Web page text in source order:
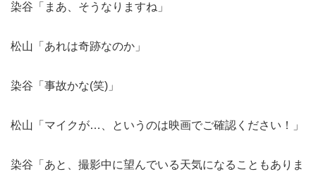
染谷「まあ、そうなりますね」
松山「あれは奇跡なのか」
染谷「事故かな(笑)」
松山「マイクが…、というのは映画でご確認ください！」
染谷「あと、撮影中に望んでいる天気になることもありま